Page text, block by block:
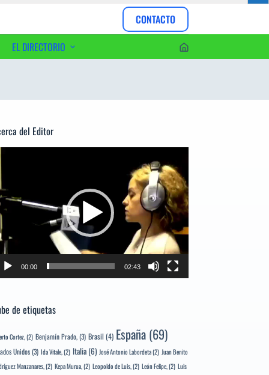
CONTACTO
EL DIRECTORIO
del Editor
00:00 02:43
de etiquetas
Cortez,(2) Benjamín Prado,(3) Brasil (4) España (69)
Unidos(3) Ida Vitale,(2) Italia (6) José Antonio Labordeta(2) Juan Benito
Manzanares,(2) Kepa Murua,(2) Leopoldo de Luis,(2) León Felipe,(2) Luis